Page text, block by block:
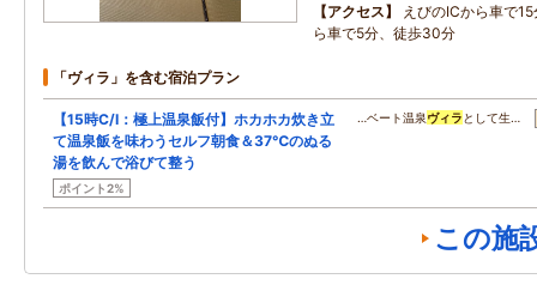
アクセス
えびのICから車で
ら車で5分、徒歩30分
「ヴィラ」を含む宿泊プラン
【15時C/I：極上温泉飯付】ホカホカ炊き立
て温泉飯を味わうセルフ朝食＆37℃のぬる
湯を飲んで浴びて整う
ポイント2%
…ベート温泉ヴィラ として生…
この施